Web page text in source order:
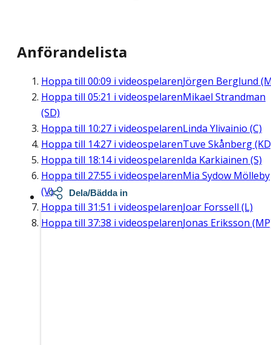
Anförandelista
Hoppa till 00:09 i videospelarenJörgen Berglund
Hoppa till 05:21 i videospelarenMikael Strandman
(SD)
Hoppa till 10:27 i videospelarenLinda Ylivainio (C)
Hoppa till 14:27 i videospelarenTuve Skånberg
Hoppa till 18:14i videospelarenIda Karkiainen (S)
Hoppa till 27:55 i videospelarenMia Sydow Mölleby
(V)
Hoppa till 31:51 i videospelarenJoar Forssell (L)
Hoppa till 37:38 i videospelarenJonas Eriksson
Dela/Bädda in